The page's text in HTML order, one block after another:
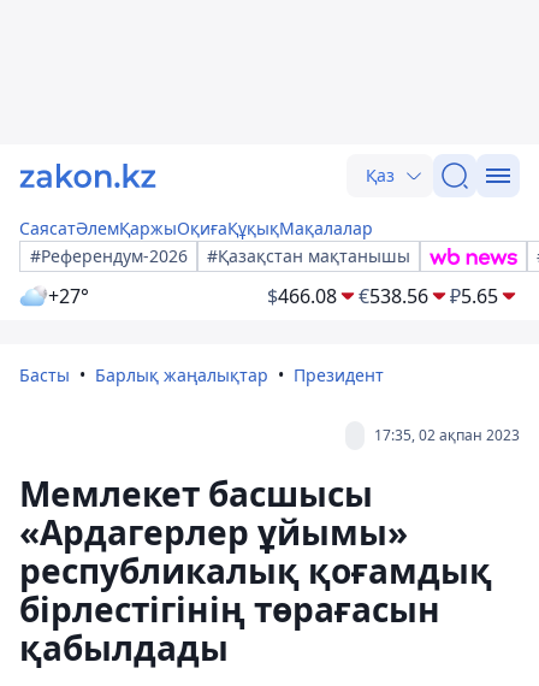
Қаз
СаясатӘлемҚаржыОқиғаҚұқықМақалалар
#Референдум-2026
#Қазақстан мақтанышы
+27° $466.08 €538.56 ₽5.65
Басты Барлық жаңалықтар Президент
17:35, 02 ақпан 2023
Мемлекет басшысы
«Ардагерлер ұйымы»
республикалық қоғамдық
бірлестігінің төрағасын
қабылдады